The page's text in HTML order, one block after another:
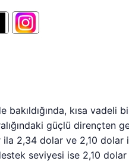
bakıldığında, kısa
güçlü dirençten
2,34 dolar ve 2,10 dolar
seviyesi ise 2,10